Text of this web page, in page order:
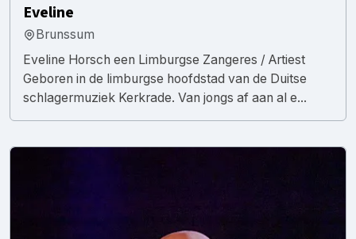
Eveline
Brunssum
Eveline Horsch een Limburgse Zangeres / Artiest
Geboren in de limburgse hoofdstad van de Duitse
schlagermuziek Kerkrade. Van jongs af aan al e...